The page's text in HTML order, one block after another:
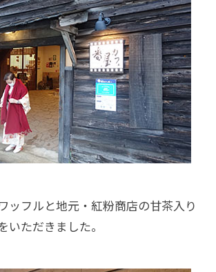
ッフルと地元・紅粉商店の甘茶入り
いただきました。